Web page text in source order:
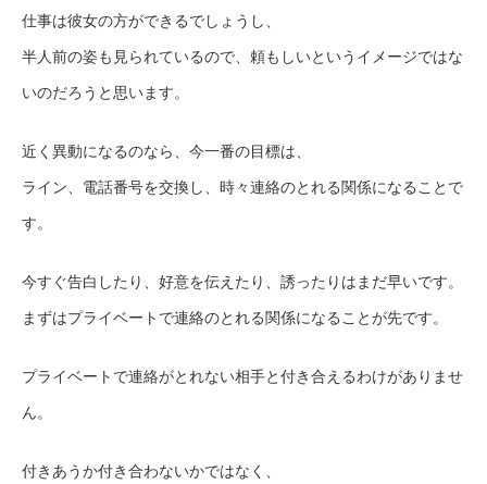
仕事は彼女の方ができるでしょうし、
半人前の姿も見られているので、頼もしいというイメージではな
いのだろうと思います。
近く異動になるのなら、今一番の目標は、
ライン、電話番号を交換し、時々連絡のとれる関係になることで
す。
今すぐ告白したり、好意を伝えたり、誘ったりはまだ早いです。
まずはプライベートで連絡のとれる関係になることが先です。
プライベートで連絡がとれない相手と付き合えるわけがありませ
ん。
付きあうか付き合わないかではなく、